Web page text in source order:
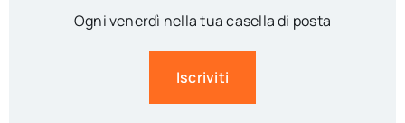
Ogni venerdì nella tua casella di posta
Iscriviti